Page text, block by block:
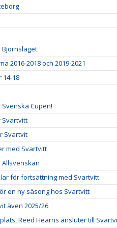
2016-2018 och 2019-2021
14-18
Cupen!
Svartvitt
Svartvit
med Svartvitt
för fortsättning med Svartvitt
en ny säsong hos Svartvitt
även 2025/26
Reed Hearns ansluter till